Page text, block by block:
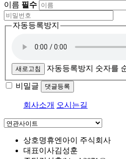
이름 필수
자동등록방지
새로고침 자동등록방지 숫자를
비밀글 댓글등록
회사소개 오시는길
상호명휴엔아이 주식회사
대표이사김성훈